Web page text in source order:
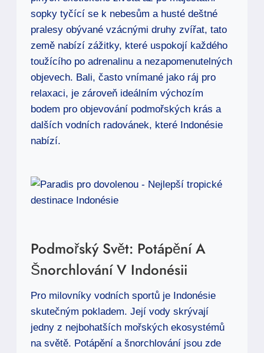
sopky tyčící se k nebesům a husté deštné
pralesy obývané vzácnými druhy zvířat, tato
země nabízí zážitky, které uspokojí každého
toužícího po adrenalinu a nezapomenutelných
objevech. Bali, často vnímané jako ráj pro
relaxaci, je zároveň ideálním výchozím
bodem pro objevování podmořských krás a
dalších vodních radovánek, které Indonésie
nabízí.
Podmořský Svět: Potápění A
Šnorchlování V Indonésii
Pro milovníky vodních sportů je Indonésie
skutečným pokladem. Její vody skrývají
jedny z nejbohatších mořských ekosystémů
na světě. Potápění a šnorchlování jsou zde